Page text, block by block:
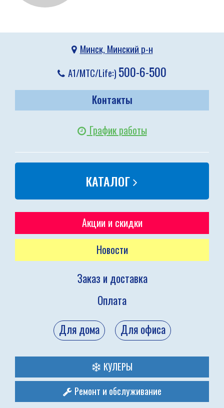
Минск, Минский р-н
A1/МТС/Life:) 500-6-500
Контакты
График работы
КАТАЛОГ
Акции и скидки
Новости
Заказ и доставка
Оплата
Для дома
Для офиса
КУЛЕРЫ
Ремонт и обслуживание